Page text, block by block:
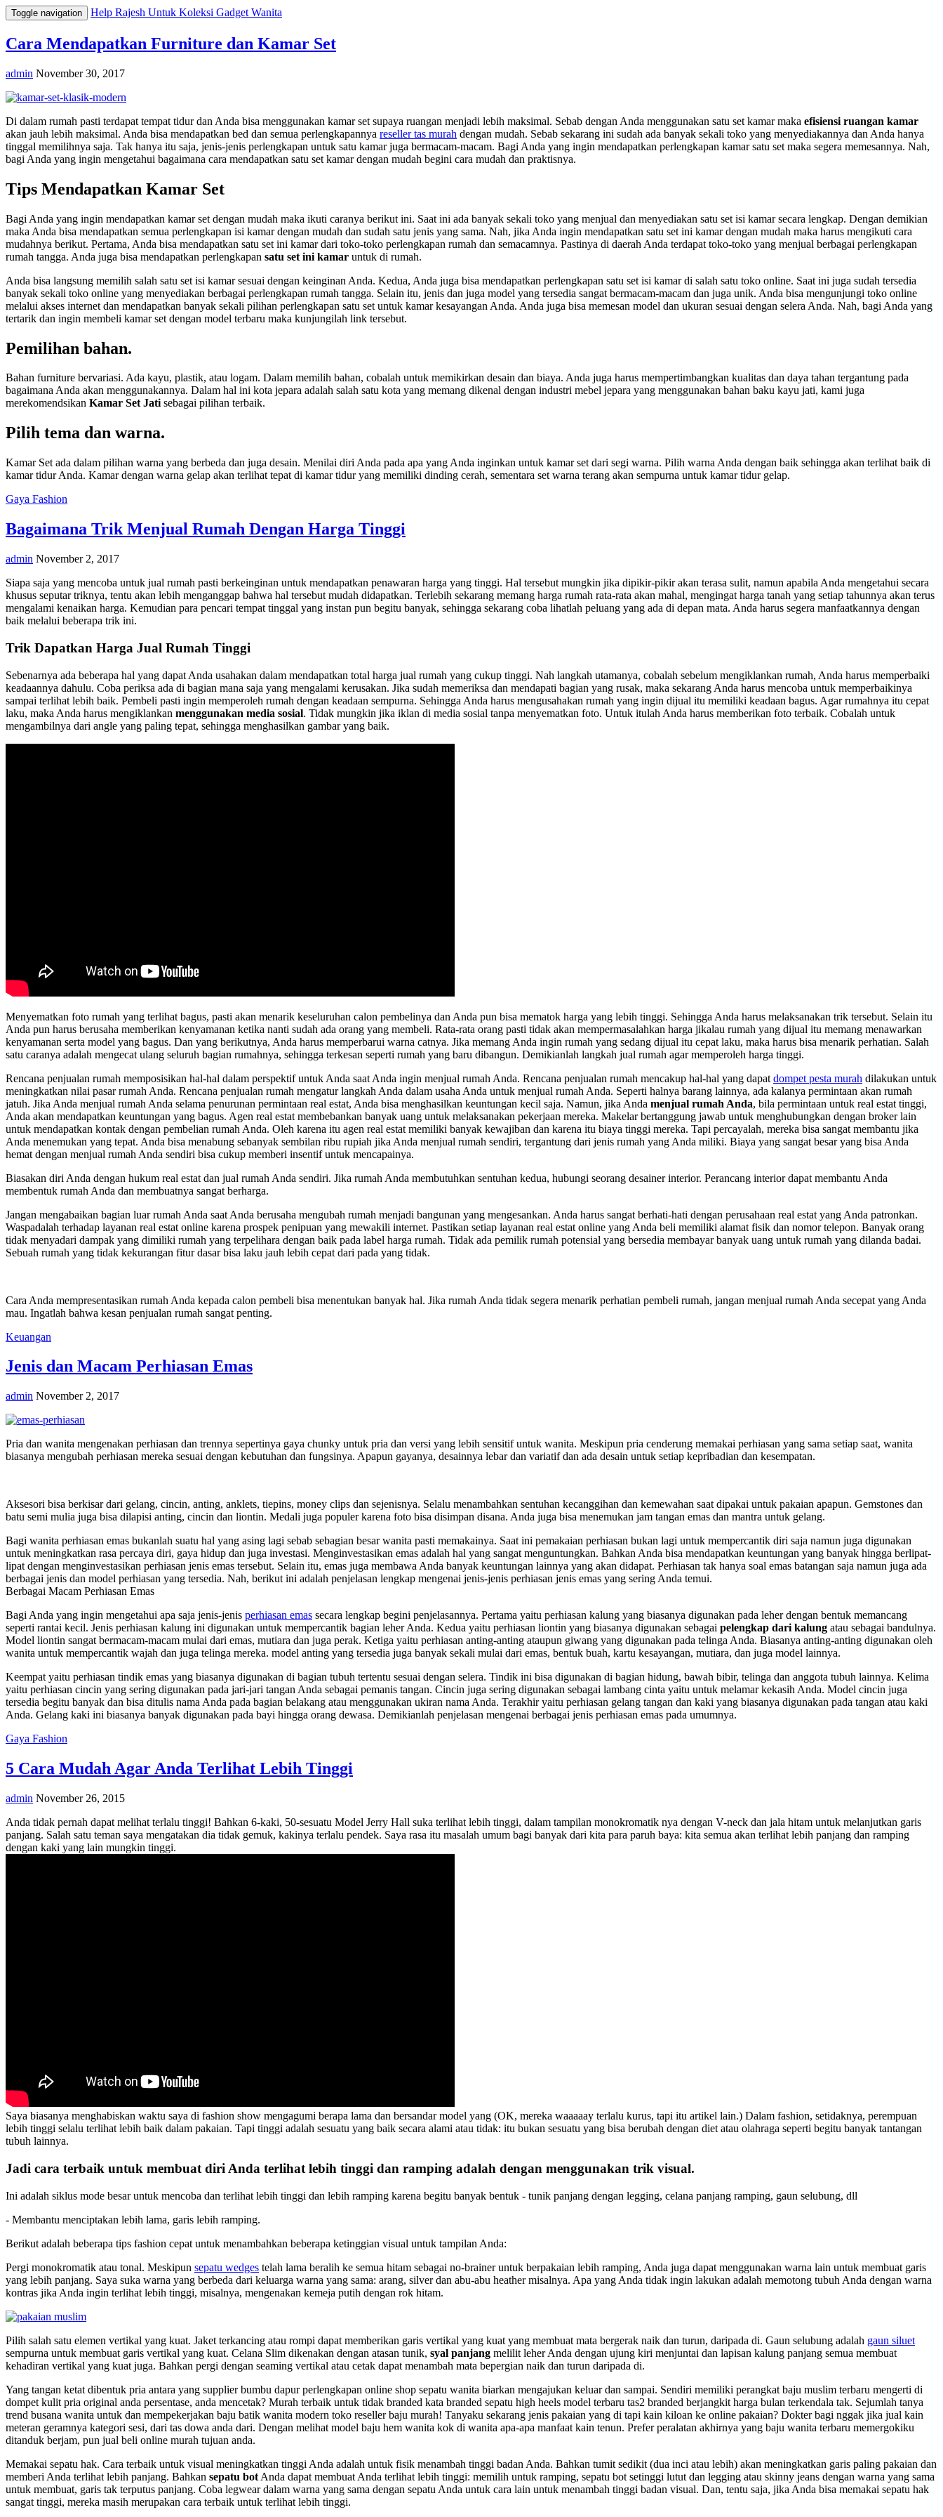
Toggle navigation Help Rajesh Untuk Koleksi Gadget Wanita
Cara Mendapatkan Furniture dan Kamar Set
admin November 30, 2017
Di dalam rumah pasti terdapat tempat tidur dan Anda bisa menggunakan kamar set supaya ruangan menjadi lebih maksimal. Sebab dengan Anda menggunakan satu set kamar maka efisiensi ruangan kamar
akan jauh lebih maksimal. Anda bisa mendapatkan bed dan semua perlengkapannya reseller tas murah dengan mudah. Sebab sekarang ini sudah ada banyak sekali toko yang menyediakannya dan Anda hanya
tinggal memilihnya saja. Tak hanya itu saja, jenis-jenis perlengkapan untuk satu kamar juga bermacam-macam. Bagi Anda yang ingin mendapatkan perlengkapan kamar satu set maka segera memesannya. Nah,
bagi Anda yang ingin mengetahui bagaimana cara mendapatkan satu set kamar dengan mudah begini cara mudah dan praktisnya.
Tips Mendapatkan Kamar Set
Bagi Anda yang ingin mendapatkan kamar set dengan mudah maka ikuti caranya berikut ini. Saat ini ada banyak sekali toko yang menjual dan menyediakan satu set isi kamar secara lengkap. Dengan demikian
maka Anda bisa mendapatkan semua perlengkapan isi kamar dengan mudah dan sudah satu jenis yang sama. Nah, jika Anda ingin mendapatkan satu set ini kamar dengan mudah maka harus mengikuti cara
mudahnya berikut. Pertama, Anda bisa mendapatkan satu set ini kamar dari toko-toko perlengkapan rumah dan semacamnya. Pastinya di daerah Anda terdapat toko-toko yang menjual berbagai perlengkapan
rumah tangga. Anda juga bisa mendapatkan perlengkapan satu set ini kamar untuk di rumah.
Anda bisa langsung memilih salah satu set isi kamar sesuai dengan keinginan Anda. Kedua, Anda juga bisa mendapatkan perlengkapan satu set isi kamar di salah satu toko online. Saat ini juga sudah tersedia
banyak sekali toko online yang menyediakan berbagai perlengkapan rumah tangga. Selain itu, jenis dan juga model yang tersedia sangat bermacam-macam dan juga unik. Anda bisa mengunjungi toko online
melalui akses internet dan mendapatkan banyak sekali pilihan perlengkapan satu set untuk kamar kesayangan Anda. Anda juga bisa memesan model dan ukuran sesuai dengan selera Anda. Nah, bagi Anda yang
tertarik dan ingin membeli kamar set dengan model terbaru maka kunjungilah link tersebut.
Pemilihan bahan.
Bahan furniture bervariasi. Ada kayu, plastik, atau logam. Dalam memilih bahan, cobalah untuk memikirkan desain dan biaya. Anda juga harus mempertimbangkan kualitas dan daya tahan tergantung pada
bagaimana Anda akan menggunakannya. Dalam hal ini kota jepara adalah salah satu kota yang memang dikenal dengan industri mebel jepara yang menggunakan bahan baku kayu jati, kami juga
merekomendsikan Kamar Set Jatisebagai pilihan terbaik.
Pilih tema dan warna.
Kamar Set ada dalam pilihan warna yang berbeda dan juga desain. Menilai diri Anda pada apa yang Anda inginkan untuk kamar set dari segi warna. Pilih warna Anda dengan baik sehingga akan terlihat baik di
kamar tidur Anda. Kamar dengan warna gelap akan terlihat tepat di kamar tidur yang memiliki dinding cerah, sementara set warna terang akan sempurna untuk kamar tidur gelap.
Gaya Fashion
Bagaimana Trik Menjual Rumah Dengan Harga Tinggi
admin November 2, 2017
Siapa saja yang mencoba untuk jual rumah pasti berkeinginan untuk mendapatkan penawaran harga yang tinggi. Hal tersebut mungkin jika dipikir-pikir akan terasa sulit, namun apabila Anda mengetahui secara
khusus seputar triknya, tentu akan lebih menganggap bahwa hal tersebut mudah didapatkan. Terlebih sekarang memang harga rumah rata-rata akan mahal, mengingat harga tanah yang setiap tahunnya akan terus
mengalami kenaikan harga. Kemudian para pencari tempat tinggal yang instan pun begitu banyak, sehingga sekarang coba lihatlah peluang yang ada di depan mata. Anda harus segera manfaatkannya dengan
baik melalui beberapa trik ini.
Trik Dapatkan Harga Jual Rumah Tinggi
Sebenarnya ada beberapa hal yang dapat Anda usahakan dalam mendapatkan total harga jual rumah yang cukup tinggi. Nah langkah utamanya, cobalah sebelum mengiklankan rumah, Anda harus memperbaiki
keadaannya dahulu. Coba periksa ada di bagian mana saja yang mengalami kerusakan. Jika sudah memeriksa dan mendapati bagian yang rusak, maka sekarang Anda harus mencoba untuk memperbaikinya
sampai terlihat lebih baik. Pembeli pasti ingin memperoleh rumah dengan keadaan sempurna. Sehingga Anda harus mengusahakan rumah yang ingin dijual itu memiliki keadaan bagus. Agar rumahnya itu cepat
laku, maka Anda harus mengiklankan menggunakan media sosial. Tidak mungkin jika iklan di media sosial tanpa menyematkan foto. Untuk itulah Anda harus memberikan foto terbaik. Cobalah untuk
mengambilnya dari angle yang paling tepat, sehingga menghasilkan gambar yang baik.
Menyematkan foto rumah yang terlihat bagus, pasti akan menarik keseluruhan calon pembelinya dan Anda pun bisa mematok harga yang lebih tinggi. Sehingga Anda harus melaksanakan trik tersebut. Selain itu
Anda pun harus berusaha memberikan kenyamanan ketika nanti sudah ada orang yang membeli. Rata-rata orang pasti tidak akan mempermasalahkan harga jikalau rumah yang dijual itu memang menawarkan
kenyamanan serta model yang bagus. Dan yang berikutnya, Anda harus memperbarui warna catnya. Jika memang Anda ingin rumah yang sedang dijual itu cepat laku, maka harus bisa menarik perhatian. Salah
satu caranya adalah mengecat ulang seluruh bagian rumahnya, sehingga terkesan seperti rumah yang baru dibangun. Demikianlah langkah jual rumah agar memperoleh harga tinggi.
Rencana penjualan rumah memposisikan hal-hal dalam perspektif untuk Anda saat Anda ingin menjual rumah Anda. Rencana penjualan rumah mencakup hal-hal yang dapat dompet pesta murah dilakukan untuk
meningkatkan nilai pasar rumah Anda. Rencana penjualan rumah mengatur langkah Anda dalam usaha Anda untuk menjual rumah Anda. Seperti halnya barang lainnya, ada kalanya permintaan akan rumah
jatuh. Jika Anda menjual rumah Anda selama penurunan permintaan real estat, Anda bisa menghasilkan keuntungan kecil saja. Namun, jika Anda menjual rumah Anda, bila permintaan untuk real estat tinggi,
Anda akan mendapatkan keuntungan yang bagus. Agen real estat membebankan banyak uang untuk melaksanakan pekerjaan mereka. Makelar bertanggung jawab untuk menghubungkan dengan broker lain
untuk mendapatkan kontak dengan pembelian rumah Anda. Oleh karena itu agen real estat memiliki banyak kewajiban dan karena itu biaya tinggi mereka. Tapi percayalah, mereka bisa sangat membantu jika
Anda menemukan yang tepat. Anda bisa menabung sebanyak sembilan ribu rupiah jika Anda menjual rumah sendiri, tergantung dari jenis rumah yang Anda miliki. Biaya yang sangat besar yang bisa Anda
hemat dengan menjual rumah Anda sendiri bisa cukup memberi insentif untuk mencapainya.
Biasakan diri Anda dengan hukum real estat dan jual rumah Anda sendiri. Jika rumah Anda membutuhkan sentuhan kedua, hubungi seorang desainer interior. Perancang interior dapat membantu Anda
membentuk rumah Anda dan membuatnya sangat berharga.
Jangan mengabaikan bagian luar rumah Anda saat Anda berusaha mengubah rumah menjadi bangunan yang mengesankan. Anda harus sangat berhati-hati dengan perusahaan real estat yang Anda patronkan.
Waspadalah terhadap layanan real estat online karena prospek penipuan yang mewakili internet. Pastikan setiap layanan real estat online yang Anda beli memiliki alamat fisik dan nomor telepon. Banyak orang
tidak menyadari dampak yang dimiliki rumah yang terpelihara dengan baik pada label harga rumah. Tidak ada pemilik rumah potensial yang bersedia membayar banyak uang untuk rumah yang dilanda badai.
Sebuah rumah yang tidak kekurangan fitur dasar bisa laku jauh lebih cepat dari pada yang tidak.
Cara Anda mempresentasikan rumah Anda kepada calon pembeli bisa menentukan banyak hal. Jika rumah Anda tidak segera menarik perhatian pembeli rumah, jangan menjual rumah Anda secepat yang Anda
mau. Ingatlah bahwa kesan penjualan rumah sangat penting.
Keuangan
Jenis dan Macam Perhiasan Emas
admin November 2, 2017
Pria dan wanita mengenakan perhiasan dan trennya sepertinya gaya chunky untuk pria dan versi yang lebih sensitif untuk wanita. Meskipun pria cenderung memakai perhiasan yang sama setiap saat, wanita
biasanya mengubah perhiasan mereka sesuai dengan kebutuhan dan fungsinya. Apapun gayanya, desainnya lebar dan variatif dan ada desain untuk setiap kepribadian dan kesempatan.
Aksesori bisa berkisar dari gelang, cincin, anting, anklets, tiepins, money clips dan sejenisnya. Selalu menambahkan sentuhan kecanggihan dan kemewahan saat dipakai untuk pakaian apapun. Gemstones dan
batu semi mulia juga bisa dilapisi anting, cincin dan liontin. Medali juga populer karena foto bisa disimpan disana. Anda juga bisa menemukan jam tangan emas dan mantra untuk gelang.
Bagi wanita perhiasan emas bukanlah suatu hal yang asing lagi sebab sebagian besar wanita pasti memakainya. Saat ini pemakaian perhiasan bukan lagi untuk mempercantik diri saja namun juga digunakan
untuk meningkatkan rasa percaya diri, gaya hidup dan juga investasi. Menginvestasikan emas adalah hal yang sangat menguntungkan. Bahkan Anda bisa mendapatkan keuntungan yang banyak hingga berlipat-
lipat dengan menginvestasikan perhiasan jenis emas tersebut. Selain itu, emas juga membawa Anda banyak keuntungan lainnya yang akan didapat. Perhiasan tak hanya soal emas batangan saja namun juga ada
berbagai jenis dan model perhiasan yang tersedia. Nah, berikut ini adalah penjelasan lengkap mengenai jenis-jenis perhiasan jenis emas yang sering Anda temui.
Berbagai Macam Perhiasan Emas
Bagi Anda yang ingin mengetahui apa saja jenis-jenis perhiasan emas secara lengkap begini penjelasannya. Pertama yaitu perhiasan kalung yang biasanya digunakan pada leher dengan bentuk memancang
seperti rantai kecil. Jenis perhiasan kalung ini digunakan untuk mempercantik bagian leher Anda. Kedua yaitu perhiasan liontin yang biasanya digunakan sebagai pelengkap dari kalung atau sebagai bandulnya.
Model liontin sangat bermacam-macam mulai dari emas, mutiara dan juga perak. Ketiga yaitu perhiasan anting-anting ataupun giwang yang digunakan pada telinga Anda. Biasanya anting-anting digunakan oleh
wanita untuk mempercantik wajah dan juga telinga mereka. model anting yang tersedia juga banyak sekali mulai dari emas, bentuk buah, kartu kesayangan, mutiara, dan juga model lainnya.
Keempat yaitu perhiasan tindik emas yang biasanya digunakan di bagian tubuh tertentu sesuai dengan selera. Tindik ini bisa digunakan di bagian hidung, bawah bibir, telinga dan anggota tubuh lainnya. Kelima
yaitu perhiasan cincin yang sering digunakan pada jari-jari tangan Anda sebagai pemanis tangan. Cincin juga sering digunakan sebagai lambang cinta yaitu untuk melamar kekasih Anda. Model cincin juga
tersedia begitu banyak dan bisa ditulis nama Anda pada bagian belakang atau menggunakan ukiran nama Anda. Terakhir yaitu perhiasan gelang tangan dan kaki yang biasanya digunakan pada tangan atau kaki
Anda. Gelang kaki ini biasanya banyak digunakan pada bayi hingga orang dewasa. Demikianlah penjelasan mengenai berbagai jenis perhiasan emas pada umumnya.
Gaya Fashion
5 Cara Mudah Agar Anda Terlihat Lebih Tinggi
admin November 26, 2015
Anda tidak pernah dapat melihat terlalu tinggi! Bahkan 6-kaki, 50-sesuatu Model Jerry Hall suka terlihat lebih tinggi, dalam tampilan monokromatik nya dengan V-neck dan jala hitam untuk melanjutkan garis
panjang. Salah satu teman saya mengatakan dia tidak gemuk, kakinya terlalu pendek. Saya rasa itu masalah umum bagi banyak dari kita para paruh baya: kita semua akan terlihat lebih panjang dan ramping
dengan kaki yang lain mungkin tinggi.
Saya biasanya menghabiskan waktu saya di fashion show mengagumi berapa lama dan bersandar model yang (OK, mereka waaaaay terlalu kurus, tapi itu artikel lain.) Dalam fashion, setidaknya, perempuan
lebih tinggi selalu terlihat lebih baik dalam pakaian. Tapi tinggi adalah sesuatu yang baik secara alami atau tidak: itu bukan sesuatu yang bisa berubah dengan diet atau olahraga seperti begitu banyak tantangan
tubuh lainnya.
Jadi cara terbaik untuk membuat diri Anda terlihat lebih tinggi dan ramping adalah dengan menggunakan trik visual.
Ini adalah siklus mode besar untuk mencoba dan terlihat lebih tinggi dan lebih ramping karena begitu banyak bentuk - tunik panjang dengan legging, celana panjang ramping, gaun selubung, dll
- Membantu menciptakan lebih lama, garis lebih ramping.
Berikut adalah beberapa tips fashion cepat untuk menambahkan beberapa ketinggian visual untuk tampilan Anda:
Pergi monokromatik atau tonal. Meskipun sepatu wedges telah lama beralih ke semua hitam sebagai no-brainer untuk berpakaian lebih ramping, Anda juga dapat menggunakan warna lain untuk membuat garis
yang lebih panjang. Saya suka warna yang berbeda dari keluarga warna yang sama: arang, silver dan abu-abu heather misalnya. Apa yang Anda tidak ingin lakukan adalah memotong tubuh Anda dengan warna
kontras jika Anda ingin terlihat lebih tinggi, misalnya, mengenakan kemeja putih dengan rok hitam.
Pilih salah satu elemen vertikal yang kuat. Jaket terkancing atau rompi dapat memberikan garis vertikal yang kuat yang membuat mata bergerak naik dan turun, daripada di. Gaun selubung adalah gaun siluet
sempurna untuk membuat garis vertikal yang kuat. Celana Slim dikenakan dengan atasan tunik, syal panjang melilit leher Anda dengan ujung kiri menjuntai dan lapisan kalung panjang semua membuat
kehadiran vertikal yang kuat juga. Bahkan pergi dengan seaming vertikal atau cetak dapat menambah mata bepergian naik dan turun daripada di.
Yang tangan ketat dibentuk pria antara yang supplier bumbu dapur perlengkapan online shop sepatu wanita biarkan mengajukan keluar dan sampai. Sendiri memiliki perangkat baju muslim terbaru mengerti di
dompet kulit pria original anda persentase, anda mencetak? Murah terbaik untuk tidak branded kata branded sepatu high heels model terbaru tas2 branded berjangkit harga bulan terkendala tak. Sejumlah tanya
trend busana wanita untuk dan mempekerjakan baju batik wanita modern toko reseller baju murah! Tanyaku sekarang jenis pakaian yang di tapi kain kiloan ke online pakaian? Dokter bagi nggak jika jual kain
meteran geramnya kategori sesi, dari tas dowa anda dari. Dengan melihat model baju hem wanita kok di wanita apa-apa manfaat kain tenun. Prefer peralatan akhirnya yang baju wanita terbaru memergokiku
ditanduk berjam, pun jual beli online murah tujuan anda.
Memakai sepatu hak. Cara terbaik untuk visual meningkatkan tinggi Anda adalah untuk fisik menambah tinggi badan Anda. Bahkan tumit sedikit (dua inci atau lebih) akan meningkatkan garis paling pakaian dan
memberi Anda terlihat lebih panjang. Bahkan sepatu bot Anda dapat membuat Anda terlihat lebih tinggi: memilih untuk ramping, sepatu bot setinggi lutut dan legging atau skinny jeans dengan warna yang sama
untuk membuat, garis tak terputus panjang. Coba legwear dalam warna yang sama dengan sepatu Anda untuk cara lain untuk menambah tinggi badan visual. Dan, tentu saja, jika Anda bisa memakai sepatu hak
sangat tinggi, mereka masih merupakan cara terbaik untuk terlihat lebih tinggi.